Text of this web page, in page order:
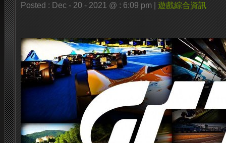
Posted : Dec - 20 - 2021 @ : 6:09 pm | 遊戲綜合資訊